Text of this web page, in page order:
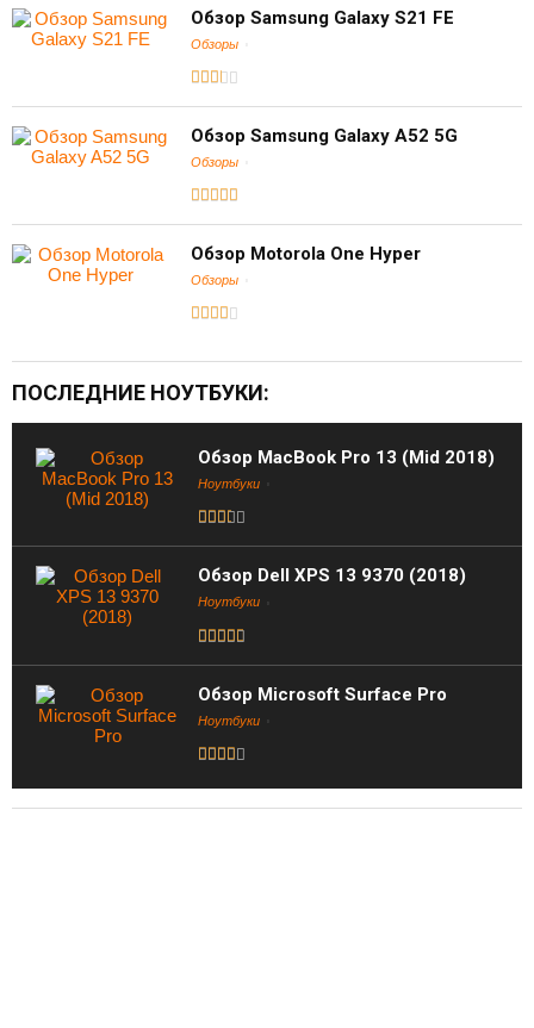
Обзор Samsung Galaxy S21 FE
Обзоры
Обзор Samsung Galaxy A52 5G
Обзоры
Обзор Motorola One Hyper
Обзоры
ПОСЛЕДНИЕ НОУТБУКИ:
Обзор MacBook Pro 13 (Mid 2018)
Ноутбуки
Обзор Dell XPS 13 9370 (2018)
Ноутбуки
Обзор Microsoft Surface Pro
Ноутбуки